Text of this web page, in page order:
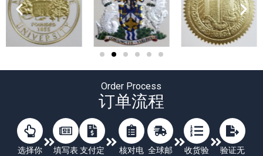
Order Process
订单流程
选择你
填写表 支付定
核对电 全球邮
收货验
验证无